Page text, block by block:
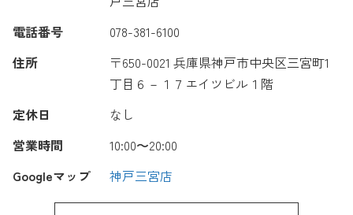
電話番号
078-381-6100
住所
〒650-0021 兵庫県神戸市中央区三宮町1
丁目６－１７エイツビル１階
定休日
なし
営業時間
10:00〜20:00
Googleマップ
神戸三宮店